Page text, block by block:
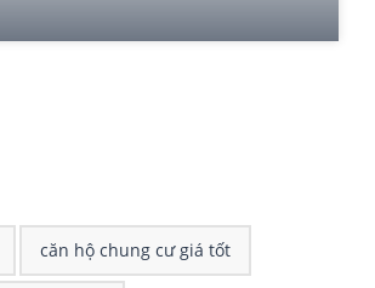
căn hộ chung cư giá tốt